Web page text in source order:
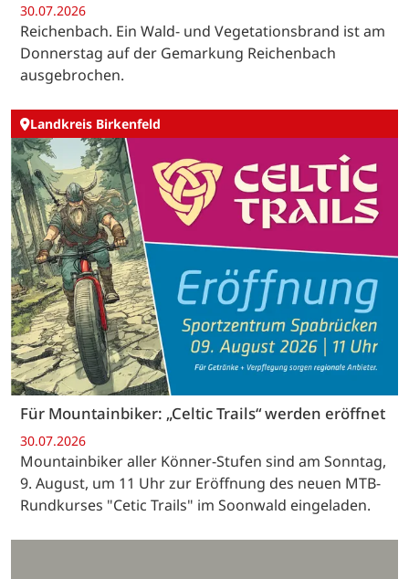
30.07.2026
Reichenbach. Ein Wald- und Vegetationsbrand ist am
Donnerstag auf der Gemarkung Reichenbach
ausgebrochen.
Landkreis Birkenfeld
Für Mountainbiker: „Celtic Trails“ werden eröffnet
30.07.2026
Mountainbiker aller Könner-Stufen sind am Sonntag,
9. August, um 11 Uhr zur Eröffnung des neuen MTB-
Rundkurses "Cetic Trails" im Soonwald eingeladen.